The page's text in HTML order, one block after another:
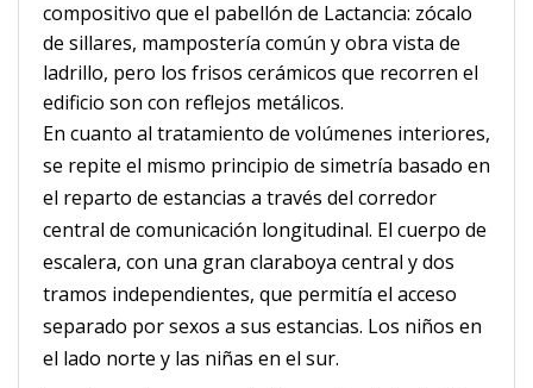
compositivo que el pabellón de Lactancia: zócalo
de sillares, mampostería común y obra vista de
ladrillo, pero los frisos cerámicos que recorren el
edificio son con reflejos metálicos.
En cuanto al tratamiento de volúmenes interiores,
se repite el mismo principio de simetría basado en
el reparto de estancias a través del corredor
central de comunicación longitudinal. El cuerpo de
escalera, con una gran claraboya central y dos
tramos independientes, que permitía el acceso
separado por sexos a sus estancias. Los niños en
el lado norte y las niñas en el sur.